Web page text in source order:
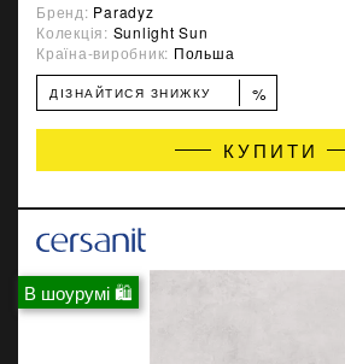
Бренд: Paradyz
Колекція: Sunlight Sun
Країна-виробник: Польша
ДІЗНАЙТИСЯ ЗНИЖКУ %
КУПИТИ
В шоурумі 🛍